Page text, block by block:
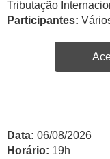
Tributação
Participantes:
Data: 06/08/2026
Horário: 19h